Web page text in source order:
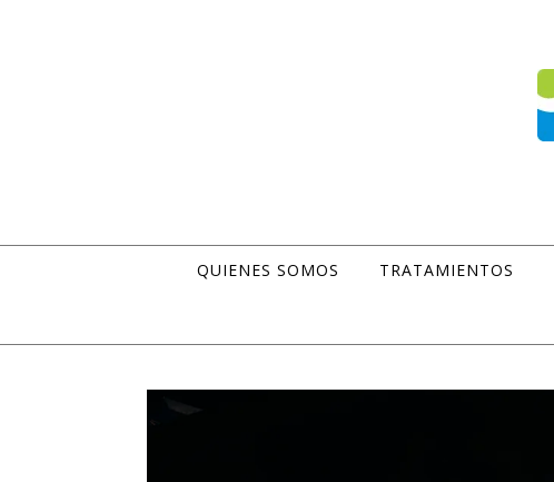
QUIENES SOMOS TRATAMIENTOS